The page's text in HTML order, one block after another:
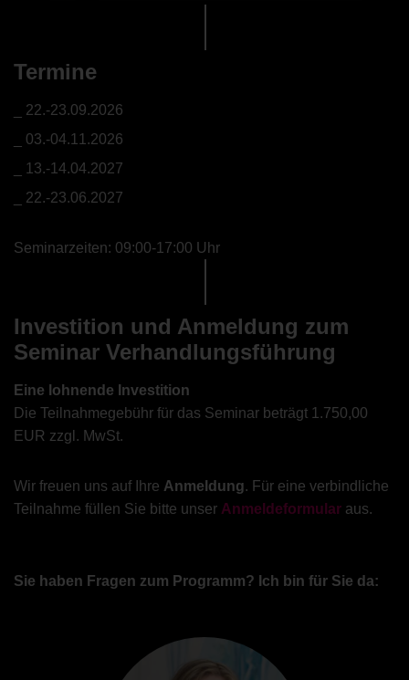
Termine
22.-23.09.2026
03.-04.11.2026
13.-14.04.2027
22.-23.06.2027
Seminarzeiten: 09:00-17:00 Uhr
Investition und Anmeldung zum
Seminar Verhandlungsführung
Eine lohnende Investition
Die Teilnahmegebühr für das Seminar beträgt 1.750,00
EUR zzgl. MwSt.
Wir freuen uns auf Ihre Anmeldung. Für eine verbindliche
Teilnahme füllen Sie bitte unser Anmeldeformular aus.
Sie haben Fragen zum Programm? Ich bin für Sie da: